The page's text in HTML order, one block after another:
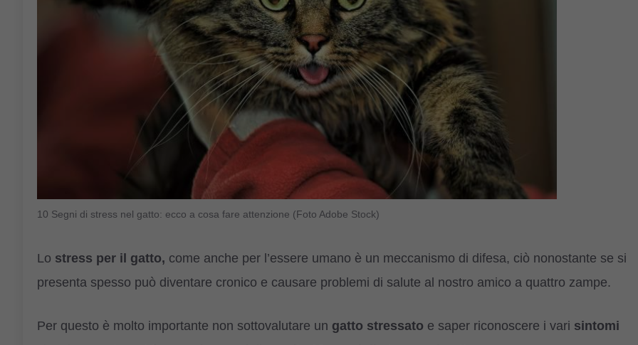
10 Segni di stress nel gatto: ecco a cosa fare attenzione (Foto Adobe Stock)
Lo stress per il gatto, come anche per l’essere umano è un meccanismo di difesa, ciò nonostante se si
presenta spesso può diventare cronico e causare problemi di salute al nostro amico a quattro zampe.
Per questo è molto importante non sottovalutare un gatto stressato e saper riconoscere i vari sintomi